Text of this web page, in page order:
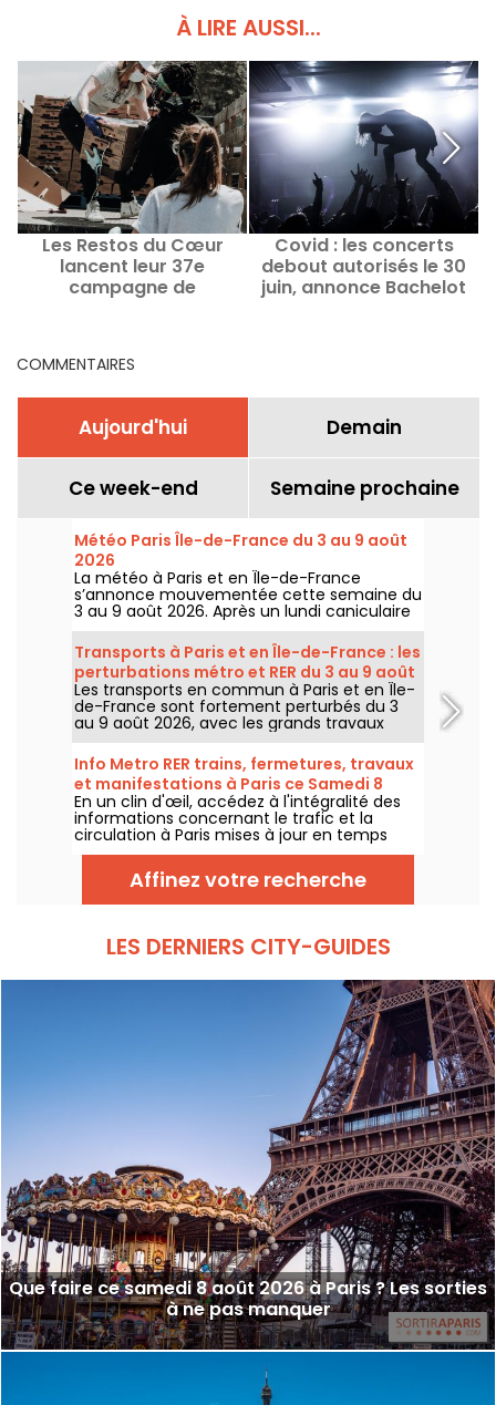
À LIRE AUSSI...
Les Restos du Cœur
lancent leur 37e
campagne de
Covid : les concerts
debout autorisés le 30
juin, annonce Bachelot
COMMENTAIRES
Aujourd'hui Demain
Ce week-end Semaine prochaine
Météo Paris Île-de-France du 3 au 9 août
2026
La météo à Paris et en Île-de-France
s’annonce mouvementée cette semaine du
3 au 9 août 2026. Après un lundi caniculaire
marqué par un risque d’orages, les
températures vont progressivement baisser
avant le retour d’un temps plus chaud et
ensoleillé pour le week-end.
Transports à Paris et en Île-de-France : les
perturbations métro et RER du 3 au 9 août
2026
Les transports en commun à Paris et en Île-
de-France sont fortement perturbés du 3
au 9 août 2026, avec les grands travaux
d'été qui impactent très durement
certaines lignes, selon la RATP et SNCF.
Info Metro RER trains, fermetures, travaux
et manifestations à Paris ce Samedi 8
août 2026
En un clin d'œil, accédez à l'intégralité des
informations concernant le trafic et la
circulation à Paris mises à jour en temps
réel. Metro RER et Transilien de la RATP,
travaux, circulation, grands évènements et
manifestations, on vous donne toutes les
informations pratiques à connaître avant de
Affinez votre recherche
LES DERNIERS CITY-GUIDES
Que faire ce samedi 8 août 2026 à Paris ? Les sorties
à ne pas manquer